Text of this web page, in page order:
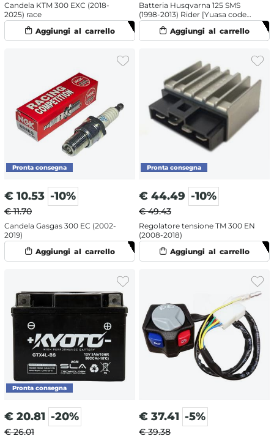
Candela KTM 300 EXC (2018-
2025) race
Batteria Husqvarna 125 SMS
(1998-2013) Rider [Yuasa code
YTX4L-BS]
€ 10.53 -10%
€ 11.70
Candela Gasgas 300 EC (2002-
2019)
€ 44.49 -10%
€ 49.43
Regolatore tensione TM 300 EN
(2008-2018)
€ 20.81 -20%
€ 26.01
€ 37.41 -5%
€ 39.38